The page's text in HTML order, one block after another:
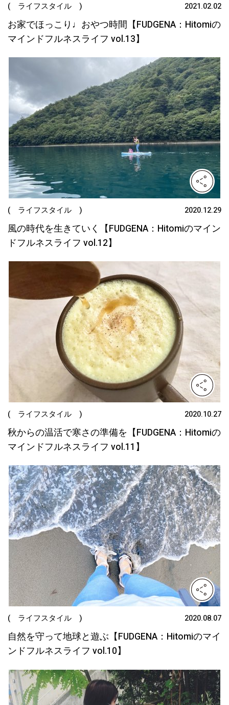
( ライフスタイル ) 2021.02.02
お家でほっこり♩おやつ時間【FUDGENA：Hitomiの
マインドフルネスライフ vol.13】
( ライフスタイル ) 2020.12.29
風の時代を生きていく【FUDGENA：Hitomiのマイン
ドフルネスライフ vol.12】
( ライフスタイル ) 2020.10.27
秋からの温活で寒さの準備を【FUDGENA：Hitomiの
マインドフルネスライフ vol.11】
( ライフスタイル ) 2020.08.07
自然を守って地球と遊ぶ【FUDGENA：Hitomiのマイ
ンドフルネスライフ vol.10】